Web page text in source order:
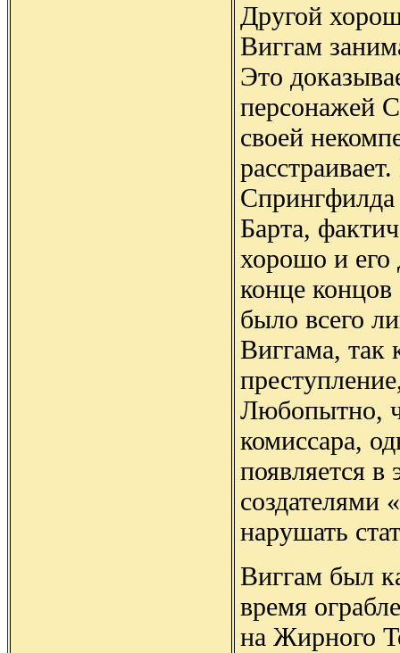
Другой
Виггам
Это
персонажей
своей
Спрингфилда
Барта,
хорошо и
конце
было всего
Виггама, так
Любопытно,
комиссара,
появляется в
создателями
нарушать
Виггам был
время
на Жирного